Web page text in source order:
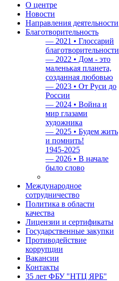
О центре
Новости
Направления деятельности
Благотворительность
— 2021 • Глоссарий
благотворительности
— 2022 • Дом - это
маленькая планета,
созданная любовью
— 2023 • От Руси до
России
— 2024 • Война и
мир глазами
художника
— 2025 • Будем жить
и помнить!
1945-2025
— 2026 • В начале
было слово
Международное
сотрудничество
Политика в области
качества
Лицензии и сертификаты
Государственные закупки
Противодействие
коррупции
Вакансии
Контакты
35 лет ФБУ "НТЦ ЯРБ"